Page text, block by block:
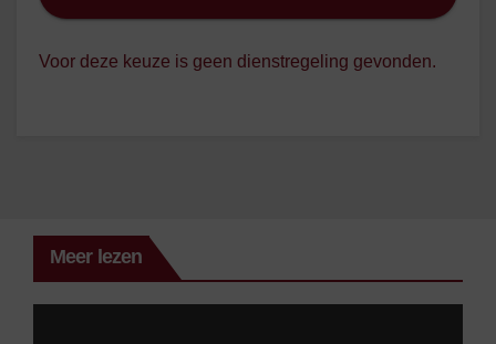
Voor deze keuze is geen dienstregeling gevonden.
Meer lezen